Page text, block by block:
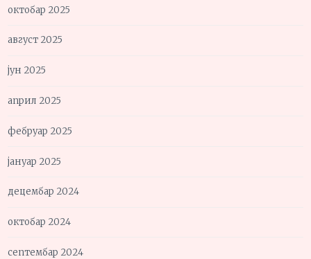
октобар 2025
август 2025
јун 2025
април 2025
фебруар 2025
јануар 2025
децембар 2024
октобар 2024
септембар 2024